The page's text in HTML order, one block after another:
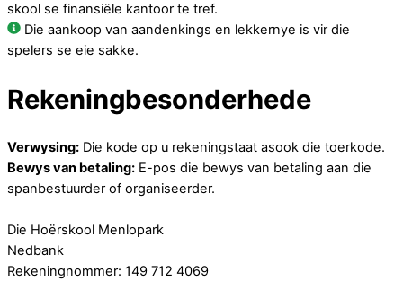
skool se finansiële kantoor te tref.
Die aankoop van aandenkings en lekkernye is vir die
spelers se eie sakke.
Rekeningbesonderhede
Verwysing: Die kode op u rekeningstaat asook die toerkode.
Bewys van betaling: E-pos die bewys van betaling aan die
spanbestuurder of organiseerder.
Die Hoërskool Menlopark
Nedbank
Rekeningnommer: 149 712 4069